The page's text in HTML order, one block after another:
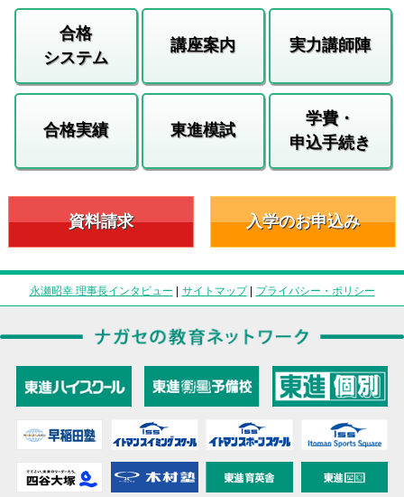
合格
システム
講座案内 実力講師陣
合格実績 東進模試
学費・
申込手続き
資料請求 入学のお申込み
永瀬昭幸 理事長インタビュー | サイトマップ| プライバシー・ポリシー